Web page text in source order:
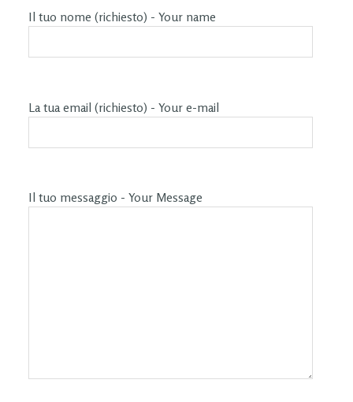
Il tuo nome (richiesto) - Your name
La tua email (richiesto) - Your e-mail
Il tuo messaggio - Your Message